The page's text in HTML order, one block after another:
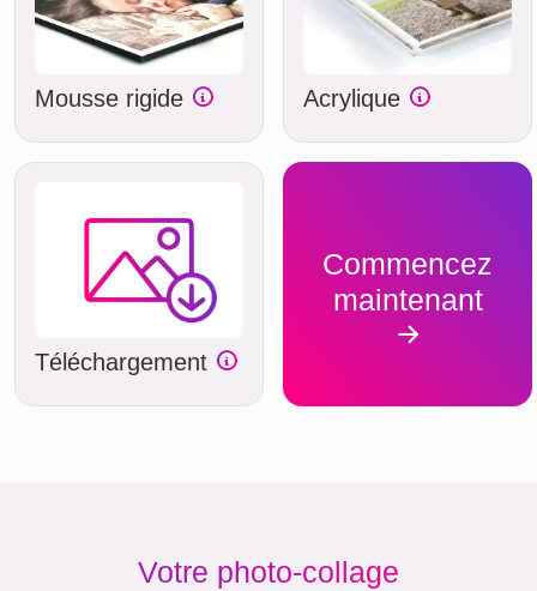
Mousse rigide Acrylique
Téléchargement
Commencez
maintenant
Votre photo-collage